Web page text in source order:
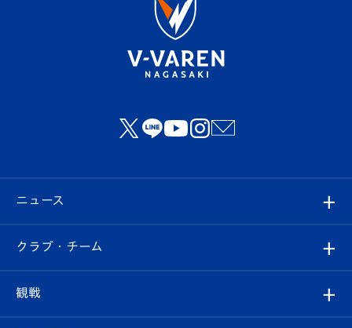
ニュース
すべて
クラブ
クラブ・チーム
観戦